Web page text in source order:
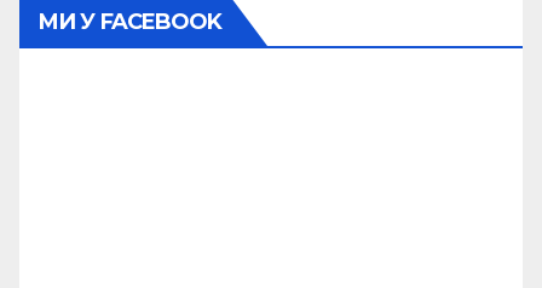
МИ У FACEBOOK